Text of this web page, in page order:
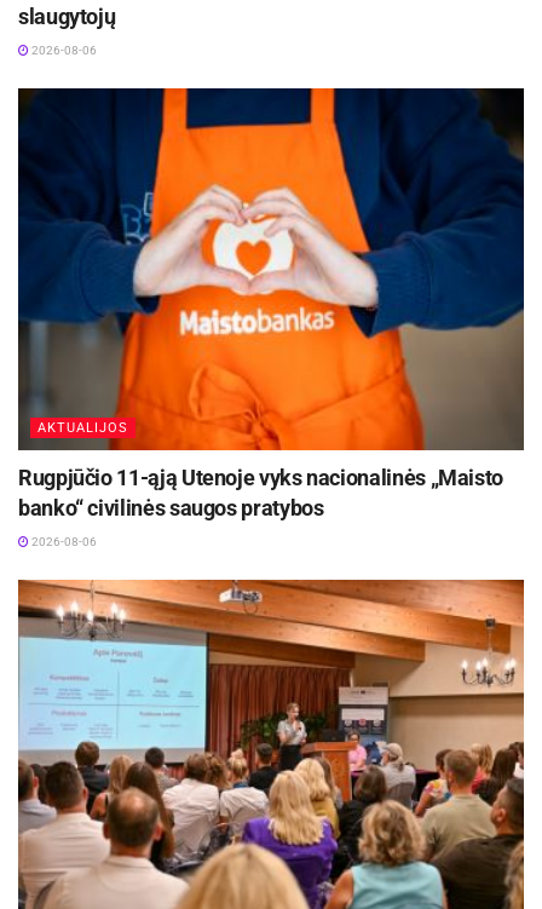
tiek verslo, tiek savivaldos lygmeniu“, – sakė jis.
savivaldybės raštas, kuriuo siūloma pradėti
bendradarbiavimo galimybių paiešką tarp Kauno rajono ir
Turkijos savivaldybių. Šiuo žingsniu siekiama plėtoti
ilgalaikius ryšius ekonomikos, švietimo, kultūros srityse.
Jau trečius metus Kauno rajono keliuose kursuoja Turkijoje
pagaminti „Temsa“ autobusai – sėkmingo abiejų šalių
bendradarbiavimo pavyzdys.
Delegacijoje dalyvavo Turkijos–Lietuvos verslo tarybos
(DEİK), Turkijos ir Lietuvos prekybos rūmų (TLCC), „Turkish
Airlines“, „European Merchant Bank“, „Sampa Lithuania“,
„Hegelmann Logistics“ ir kitų įmonių atstovai. Susitikime
sutarta toliau stiprinti ekonominius ir institucinius ryšius.
Aktualios naujienos
svarbiems pokyčiams
2026-08-07
Kauno rajone, Čekiškėje vyks 2028 metų Europos
ir pasaulio greičio automodelių čempionatas
2026-08-07
Šaltinis: Kauno rajono savivaldybė
slaugytojų
2026-08-06
AKTUALIJOS
Rugpjūčio 11-ąją Utenoje vyks nacionalinės „Maisto
banko“ civilinės saugos pratybos
2026-08-06